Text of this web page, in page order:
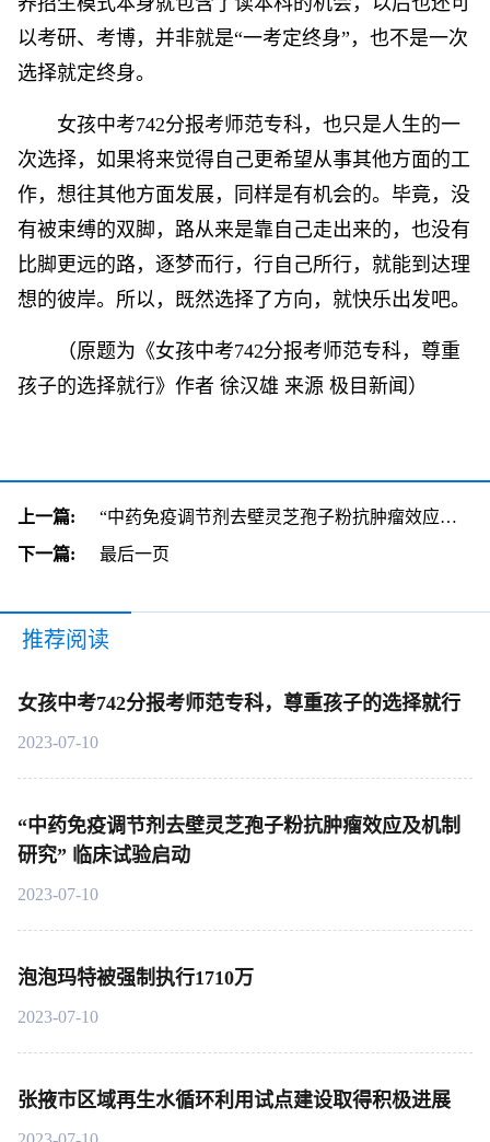
以考研、考博，并非就是“一考定终身”，也不是一次
选择就定终身。
女孩中考742分报考师范专科，也只是人生的一
次选择，如果将来觉得自己更希望从事其他方面的工
作，想往其他方面发展，同样是有机会的。毕竟，没
有被束缚的双脚，路从来是靠自己走出来的，也没有
比脚更远的路，逐梦而行，行自己所行，就能到达理
想的彼岸。所以，既然选择了方向，就快乐出发吧。
（原题为《女孩中考742分报考师范专科，尊重
孩子的选择就行》作者 徐汉雄 来源 极目新闻）
上一篇:
“中药免疫调节剂去壁灵芝孢子粉抗肿瘤效应及机制研究” 临床试验启动
下一篇:
最后一页
推荐阅读
女孩中考742分报考师范专科，尊重孩子的选择就行
2023-07-10
“中药免疫调节剂去壁灵芝孢子粉抗肿瘤效应及机制
研究” 临床试验启动
2023-07-10
泡泡玛特被强制执行1710万
2023-07-10
张掖市区域再生水循环利用试点建设取得积极进展